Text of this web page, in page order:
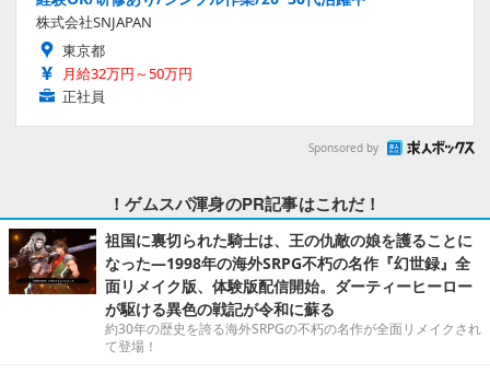
株式会社SNJAPAN
東京都
月給32万円～50万円
正社員
Sponsored by
！ゲムスパ渾身のPR記事はこれだ！
祖国に裏切られた騎士は、王の仇敵の娘を護ることに
なった―1998年の海外SRPG不朽の名作『幻世録』全
面リメイク版、体験版配信開始。ダーティーヒーロー
が駆ける異色の戦記が令和に蘇る
約30年の歴史を誇る海外SRPGの不朽の名作が全面リメイクされ
て登場！